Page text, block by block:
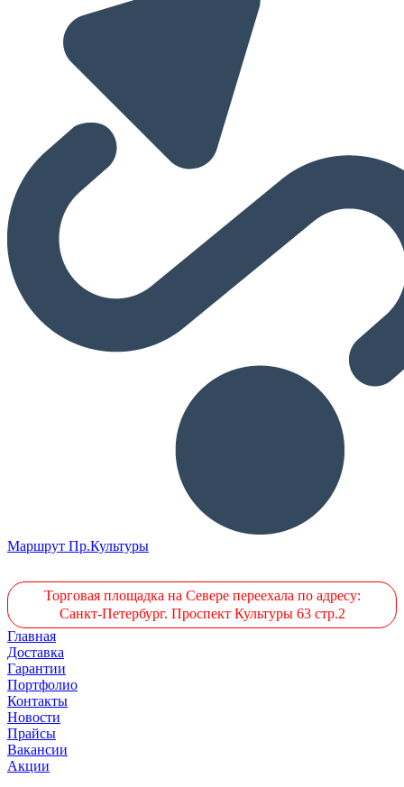
Маршрут Пр.Культуры
Торговая площадка на Севере переехала по адресу:
Санкт-Петербург. Проспект Культуры 63 стр.2
Главная
Доставка
Гарантии
Портфолио
Контакты
Новости
Прайсы
Вакансии
Акции